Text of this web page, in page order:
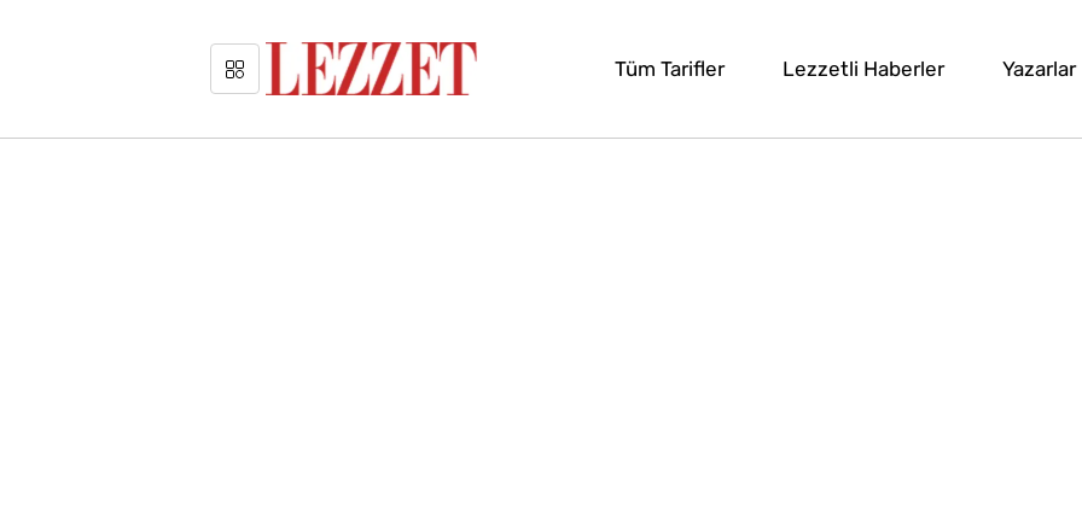
Tüm Tarifler Lezzetli Haberler Yazarlar